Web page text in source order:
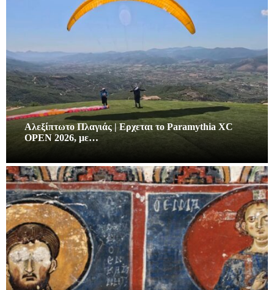
Αλεξίπτωτο Πλαγιάς | Ερχεται το Paramythia XC
OPEN 2026, με…